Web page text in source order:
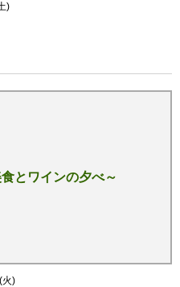
)
とワインの夕べ～
火)